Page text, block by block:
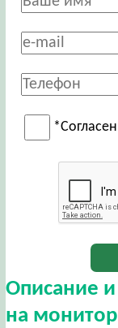
Описание и
на